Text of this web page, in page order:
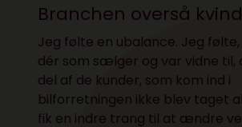
Branchen overså
Jeg følte en ubalance. Jeg
dér som sælger og var vidne til,
del af de kunder, som kom ind i
bilforretningen ikke blev taget
fik en indre trang til at ændre